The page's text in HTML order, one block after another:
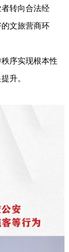
转向合法经
文旅营商环
序实现根本性
升。